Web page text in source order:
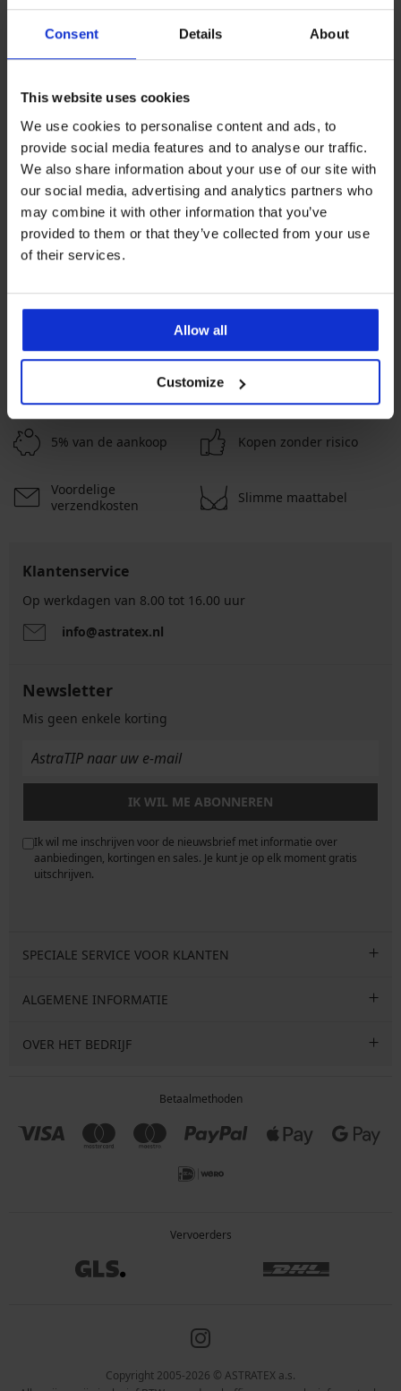
Consent Details About
This website uses cookies
We use cookies to personalise content and ads, to
provide social media features and to analyse our traffic.
We also share information about your use of our site with
our social media, advertising and analytics partners who
may combine it with other information that you’ve
provided to them or that they’ve collected from your use
of their services.
Allow all
Customize
Bestseller
Bh Simplicity T-Shirt Bra
voorgevormd
3+1 GRATIS
Bestseller
26,99 €
MEER PRODUCTEN WEERGEVEN
5% van de aankoop Kopen zonder risico
Voordelige
verzendkosten
Slimme maattabel
Klantenservice
Op werkdagen van 8.00 tot 16.00 uur
info@astratex.nl
Newsletter
Mis geen enkele korting
IK WIL ME ABONNEREN
Ik wil me inschrijven voor de nieuwsbrief met informatie over
aanbiedingen, kortingen en sales. Je kunt je op elk moment gratis
uitschrijven.
SPECIALE SERVICE VOOR KLANTEN
ALGEMENE INFORMATIE
OVER HET BEDRIJF
Betaalmethoden
Vervoerders
Copyright 2005-2026 © ASTRATEX a.s.